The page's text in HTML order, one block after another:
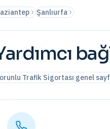
Şanlıurfa
Trafik Sigortası genel